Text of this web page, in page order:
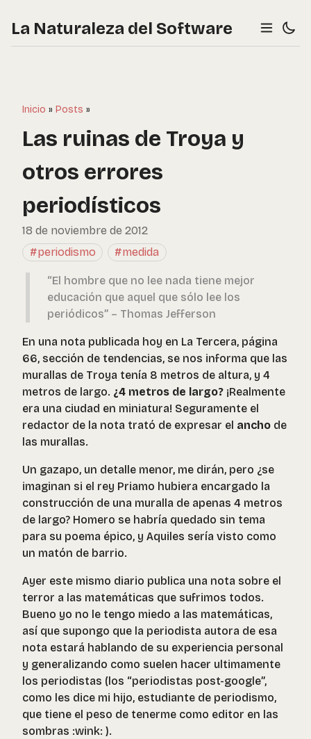
La Naturaleza del Software
Inicio » Posts »
Las ruinas de Troya y
otros errores
periodísticos
18 de noviembre de 2012
#periodismo
#medida
“El hombre que no lee nada tiene mejor
educación que aquel que sólo lee los
periódicos” – Thomas Jefferson
En una nota publicada hoy en La Tercera, página
66, sección de tendencias, se nos informa que las
murallas de Troya tenía 8 metros de altura, y 4
metros de largo. ¿4 metros de largo? ¡Realmente
era una ciudad en miniatura! Seguramente el
redactor de la nota trató de expresar el ancho de
las murallas.
Un gazapo, un detalle menor, me dirán, pero ¿se
imaginan si el rey Priamo hubiera encargado la
construcción de una muralla de apenas 4 metros
de largo? Homero se habría quedado sin tema
para su poema épico, y Aquiles sería visto como
un matón de barrio.
Ayer este mismo diario publica una nota sobre el
terror a las matemáticas que sufrimos todos.
Bueno yo no le tengo miedo a las matemáticas,
así que supongo que la periodista autora de esa
nota estará hablando de su experiencia personal
y generalizando como suelen hacer ultimamente
los periodistas (los “periodistas post-google”,
como les dice mi hijo, estudiante de periodismo,
que tiene el peso de tenerme como editor en las
sombras :wink: ).